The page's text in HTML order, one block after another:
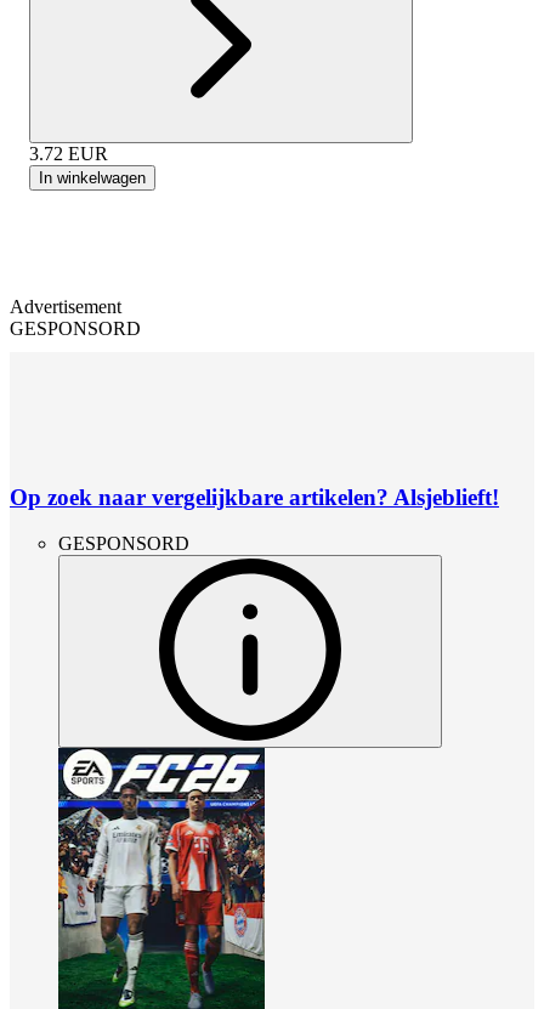
3.72 EUR
In winkelwagen
Advertisement
GESPONSORD
Op zoek naar vergelijkbare artikelen? Alsjeblieft!
GESPONSORD